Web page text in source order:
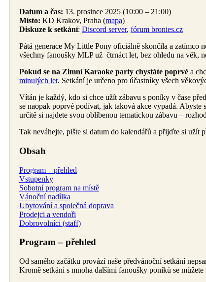
Datum a čas: 13. prosince 2025 (10:00 – 21:00)
Místo: KD Krakov, Praha (mapa)
Diskuze k setkání: Discord server, fórum bronies.cz
Pátá generace My Little Pony oficiálně skončila a zatímco
všechny fanoušky MLP už čtrnáct let, bez ohledu na věk,
Pokud se na Zimní Karaoke party chystáte poprvé a
minulých let. Setkání je určeno pro účastníky všech
Vítán je každý, kdo si chce užít zábavu s poníky v čase
se naopak poprvé podívat, jak taková akce vypadá.
určitě si najdete svou oblíbenou tematickou zábavu –
Tak neváhejte, pište si datum do kalendářů a přijďte si
Obsah
Program – přehled
Vstupenky
Sobotní program na místě
Vánoční nadílka
Ubytování a společná doprava
Prodejci a vendoři
Dobrovolníci (staff)
Program – přehled
Od samého začátku provází naše předvánoční setkání
Kromě setkání s mnoha dalšími fanoušky poníků se můžete